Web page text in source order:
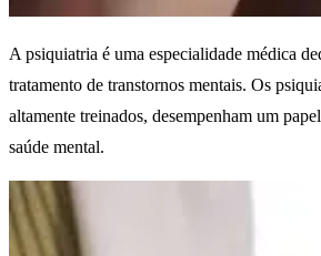
A psiquiatria é uma especialidade médica
tratamento de transtornos mentais. Os
altamente treinados, desempenham um
saúde mental.